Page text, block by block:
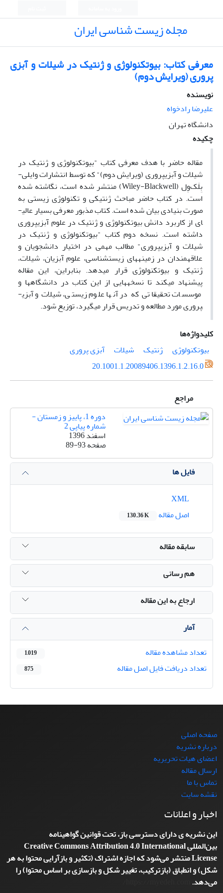
مجله زیست شناسی ایران
معرفی کتاب: بیوتکنولوژی و ژنتیک در شیلات و آبزی
پروری (ویرایش دوم)
نویسنده
علیرضا رادخواه
دانشگاه تهران
چکیده
مقاله حاضر با هدف معرفی کتاب "بیوتکنولوژی و ژنتیک در
شیلات و آبزی­پروری (ویرایش دوم)" که توسط انتشارات وایلی-
بِلَک‌وِل (Wiley-Blackwell) منتشر شده است، نگاشته شده
است. در کتاب حاضر مباحث ژنتیکی و تکنولوژی زیستی به
صورت بنیادی بیان شده است. کتاب مذبور معرفی بسیار عالی­
ای از کاربرد دانش بیوتکنولوژی و ژنتیک در علوم آبزی­پروری
داشته است. نسخه دوم کتاب "بیوتکنولوژی و ژنتیک در
شیلات و آبزی­پروری" مطالب مهمی در اختیار دانشجویان و
علاقه­مندان در زمینه­های زیست­شناسی، علوم آبزیان، شیلات،
ژنتیک و بیوتکنولوژی قرار می­دهد. بنابراین، این مقاله
پیشنهاد می­کند تا نسخه­هایی از این کتاب در دانشگاه­ها و
موسسات تحقیقاتی که در آن­ها علوم زیستی، شیلات و آبزی­
پروری مورد مطالعه و تدریس قرار می­گیرد، توزیع شود.
کلیدواژه‌ها
بیوتکنولوژی
ژنتیک شیلات
آبزی پروری
20.1001.1.20089406.1396.1.2.16.0
مراجع
دوره 1، پاییز و زمستان -
شماره پیاپی 2
اسفند 1396
صفحه89-93
فایل ها
اصل مقاله
130.36 K
سابقه مقاله
هم رسانی
ارجاع به این مقاله
آمار
تعداد مشاهده مقاله
1,019
تعداد دریافت فایل اصل مقاله 875
صفحه اصلی
درباره نشریه
اعضای هیات تحریریه
ارسال مقاله
تماس با ما
نقشه سایت
اخبار و اعلانات
این نشریه ی دارای دسترسی باز، تحت قوانین گواهینامه
بین‌المللیCreative Commons Attribution 4.0 International
Licenseمنتشر می‌شود که اجازه اشتراک (تکثیر و بازآرایی محتوا به هر
شکل) و انطباق (بازترکیب، تغییر شکل و بازسازی بر اساس محتوا) را
می‌دهد.